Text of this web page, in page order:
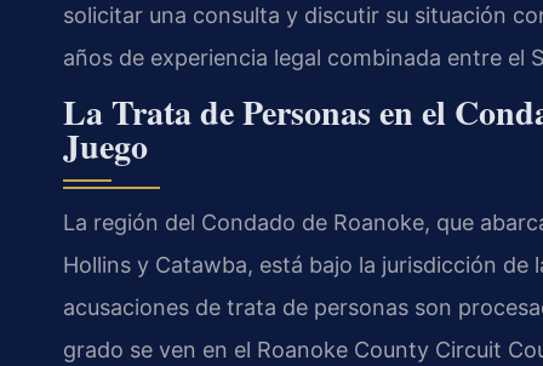
solicitar una consulta y discutir su situación
años de experiencia legal combinada entre el
La Trata de Personas en el
Juego
La región del Condado de Roanoke, que
Hollins y Catawba, está bajo la jurisdicción
acusaciones de trata de personas son
grado se ven en el Roanoke County Circuit